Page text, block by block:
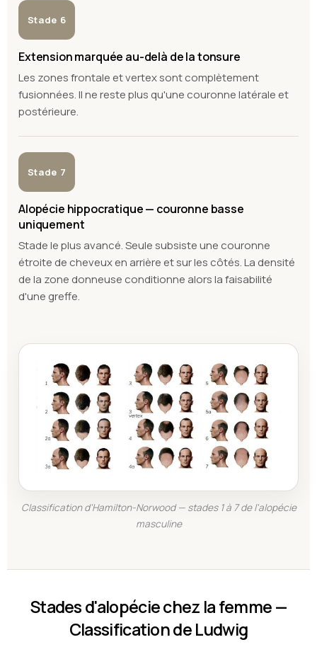
Stade 6
Extension marquée au-delà de la tonsure
Les zones frontale et vertex sont complètement
fusionnées. Il ne reste plus qu'une couronne latérale et
postérieure.
Stade 7
Alopécie hippocratique — couronne basse
uniquement
Stade le plus avancé. Seule subsiste une couronne
étroite de cheveux en arrière et sur les côtés. La densité
de la zone donneuse conditionne alors la faisabilité
d'une greffe.
Classification d'Hamilton-Norwood — stades 1 à 7 de l'alopécie
masculine
Stades d'alopécie chez la femme —
Classification de Ludwig